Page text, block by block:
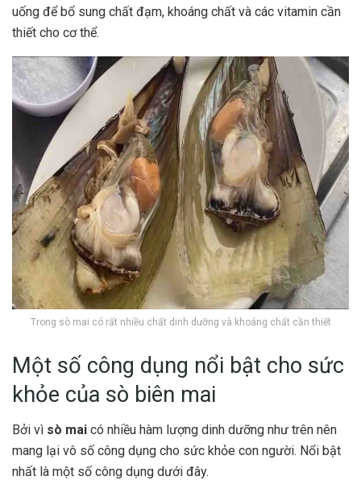
uống để bổ sung chất đạm, khoáng chất và các vitamin cần
thiết cho cơ thể.
Trong sò mai có rất nhiều chất dinh dưỡng và khoáng chất cần thiết
Một số công dụng nổi bật cho sức
khỏe của sò biên mai
Bởi vì sò mai có nhiều hàm lượng dinh dưỡng như trên nên
mang lại vô số công dụng cho sức khỏe con người. Nổi bật
nhất là một số công dụng dưới đây.